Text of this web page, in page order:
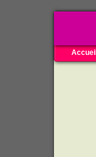
Accueil